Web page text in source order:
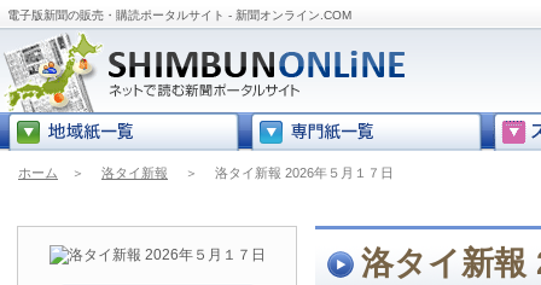
電子版新聞の販売・購読ポータルサイト - 新聞オンライン.COM
ホーム ＞ 洛タイ新報 ＞ 洛タイ新報 2026年５月１７日
洛タイ新報